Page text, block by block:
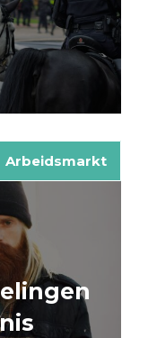
Arbeidsmarkt